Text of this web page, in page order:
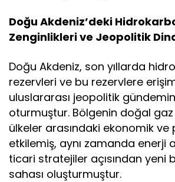
Doğu Akdeniz’deki
Zenginlikleri ve Jeopolitik
Doğu Akdeniz, son yıllarda
rezervleri ve bu rezervlere
uluslararası jeopolitik
oturmuştur. Bölgenin doğal
ülkeler arasındaki ekonomik
etkilemiş, aynı zamanda enerji
ticari stratejiler açısından yeni
sahası oluşturmuştur.